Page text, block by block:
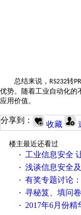
总结来说， RS232转
优势。随着工业自动化的
应用价值。
分享到： 收藏
楼主最近还看过
·
工业信息安全
· 浅谈信息安全
· 有奖专题讨论：面对低压
· 寻秘笈、填问
· 2017年6月份